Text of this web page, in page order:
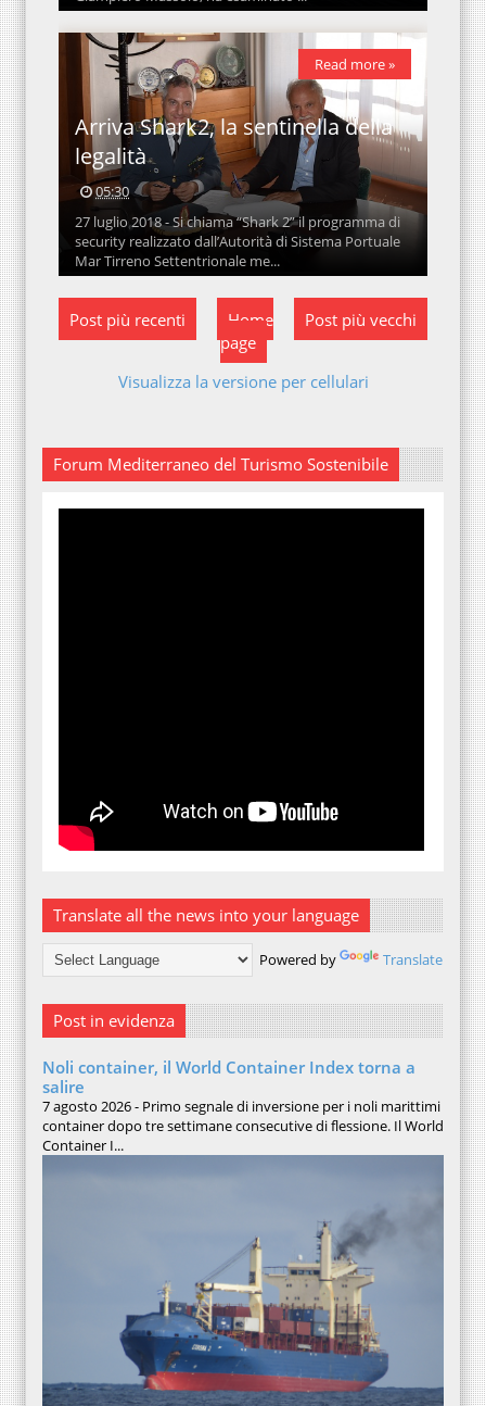
Arriva Shark2, la sentinella della
legalità
05:30
27 luglio 2018 - Si chiama “Shark 2” il programma di
security realizzato dall’Autorità di Sistema Portuale
Mar Tirreno Settentrionale me...
Read more »
Post più recenti Post più vecchi
Home
page
Visualizza la versione per cellulari
Forum Mediterraneo del Turismo Sostenibile
Translate all the news into your language
Powered by Translate
Post in evidenza
Noli container, il World Container Index torna a
salire
7 agosto 2026 - Primo segnale di inversione per i noli marittimi
container dopo tre settimane consecutive di flessione. Il World
Container I...